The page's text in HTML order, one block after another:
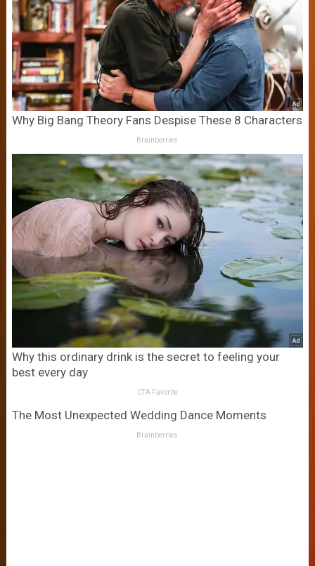
Why Big Bang Theory Fans Despise These 8 Characters
Brainberries
Why this ordinary drink is the secret to feeling your
best every day
CTA Favorite
The Most Unexpected Wedding Dance Moments
Brainberries